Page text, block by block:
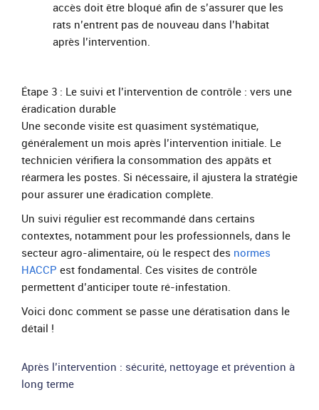
accès doit être bloqué afin de s’assurer que les
rats n’entrent pas de nouveau dans l’habitat
après l’intervention.
Étape 3 : Le suivi et l’intervention de contrôle : vers une
éradication durable
Une seconde visite est quasiment systématique,
généralement un mois après l’intervention initiale. Le
technicien vérifiera la consommation des appâts et
réarmera les postes. Si nécessaire, il ajustera la stratégie
pour assurer une éradication complète.
Un suivi régulier est recommandé dans certains
contextes, notamment pour les professionnels, dans le
secteur agro-alimentaire, où le respect des normes
HACCP est fondamental. Ces visites de contrôle
permettent d’anticiper toute ré-infestation.
Voici donc comment se passe une dératisation dans le
détail !
Après l’intervention : sécurité, nettoyage et prévention à
long terme